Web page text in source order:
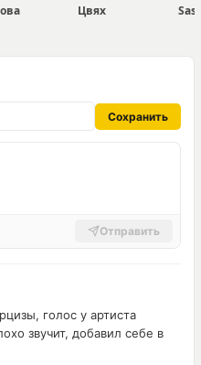
Цвях
Сохранить
Отправить
голос у артиста
звучит, добавил себе в